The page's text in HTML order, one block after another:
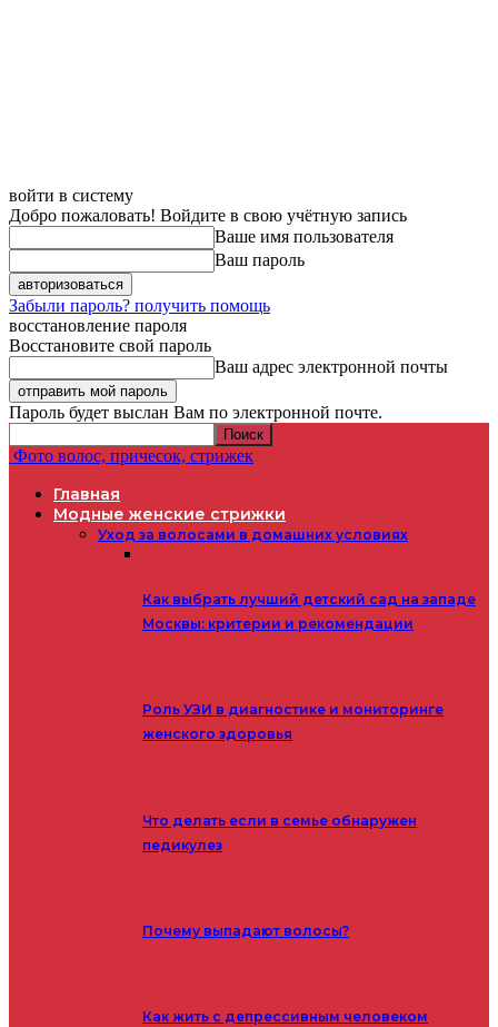
войти в систему
Добро пожаловать! Войдите в свою учётную запись
Ваше имя пользователя
Ваш пароль
Забыли пароль? получить помощь
восстановление пароля
Восстановите свой пароль
Ваш адрес электронной почты
Пароль будет выслан Вам по электронной почте.
Фото волос, причесок, стрижек
Главная
Модные женские стрижки
Уход за волосами в домашних условиях
Как выбрать лучший детский сад на западе
Москвы: критерии и рекомендации
Роль УЗИ в диагностике и мониторинге
женского здоровья
Что делать если в семье обнаружен
педикулез
Почему выпадают волосы?
Как жить с депрессивным человеком